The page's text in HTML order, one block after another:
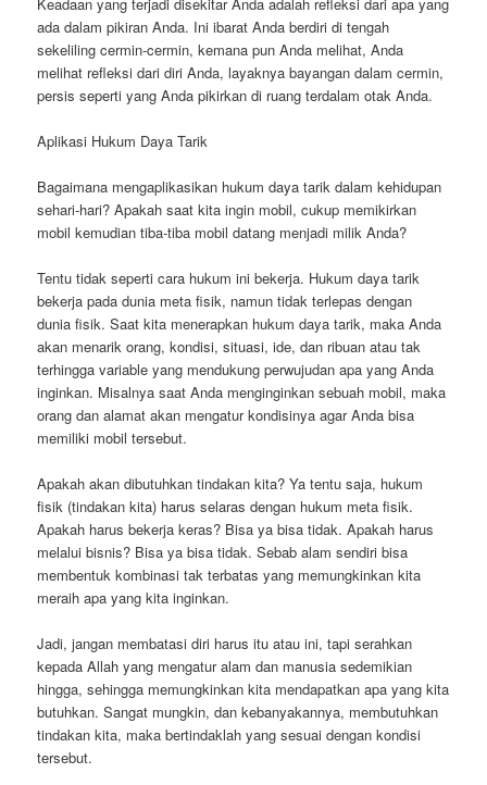
ada dalam pikiran Anda. Ini ibarat Anda berdiri di tengah
sekeliling cermin-cermin, kemana pun Anda melihat, Anda
melihat refleksi dari diri Anda, layaknya bayangan dalam cermin,
persis seperti yang Anda pikirkan di ruang terdalam otak Anda.
Aplikasi Hukum Daya Tarik
Bagaimana mengaplikasikan hukum daya tarik dalam kehidupan
sehari-hari? Apakah saat kita ingin mobil, cukup memikirkan
mobil kemudian tiba-tiba mobil datang menjadi milik Anda?
Tentu tidak seperti cara hukum ini bekerja. Hukum daya tarik
bekerja pada dunia meta fisik, namun tidak terlepas dengan
dunia fisik. Saat kita menerapkan hukum daya tarik, maka Anda
akan menarik orang, kondisi, situasi, ide, dan ribuan atau tak
terhingga variable yang mendukung perwujudan apa yang Anda
inginkan. Misalnya saat Anda menginginkan sebuah mobil, maka
orang dan alamat akan mengatur kondisinya agar Anda bisa
memiliki mobil tersebut.
Apakah akan dibutuhkan tindakan kita? Ya tentu saja, hukum
fisik (tindakan kita) harus selaras dengan hukum meta fisik.
Apakah harus bekerja keras? Bisa ya bisa tidak. Apakah harus
melalui bisnis? Bisa ya bisa tidak. Sebab alam sendiri bisa
membentuk kombinasi tak terbatas yang memungkinkan kita
meraih apa yang kita inginkan.
Jadi, jangan membatasi diri harus itu atau ini, tapi serahkan
kepada Allah yang mengatur alam dan manusia sedemikian
hingga, sehingga memungkinkan kita mendapatkan apa yang kita
butuhkan. Sangat mungkin, dan kebanyakannya, membutuhkan
tindakan kita, maka bertindaklah yang sesuai dengan kondisi
tersebut.